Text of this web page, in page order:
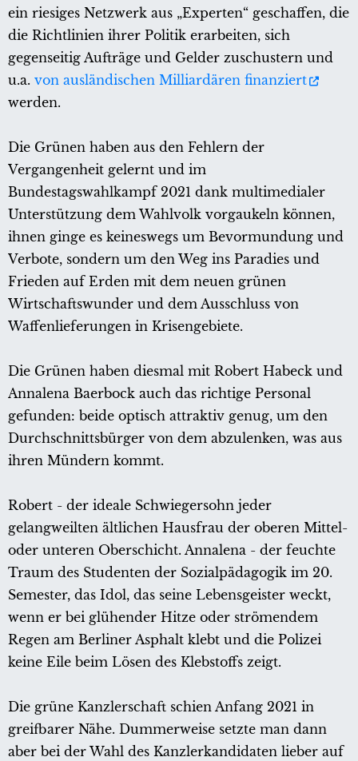
ein riesiges Netzwerk aus „Experten“ geschaffen, die
die Richtlinien ihrer Politik erarbeiten, sich
gegenseitig Aufträge und Gelder zuschustern und
u.a. von ausländischen Milliardären finanziert
werden.
Die Grünen haben aus den Fehlern der
Vergangenheit gelernt und im
Bundestagswahlkampf 2021 dank multimedialer
Unterstützung dem Wahlvolk vorgaukeln können,
ihnen ginge es keineswegs um Bevormundung und
Verbote, sondern um den Weg ins Paradies und
Frieden auf Erden mit dem neuen grünen
Wirtschaftswunder und dem Ausschluss von
Waffenlieferungen in Krisengebiete.
Die Grünen haben diesmal mit Robert Habeck und
Annalena Baerbock auch das richtige Personal
gefunden: beide optisch attraktiv genug, um den
Durchschnittsbürger von dem abzulenken, was aus
ihren Mündern kommt.
Robert - der ideale Schwiegersohn jeder
gelangweilten ältlichen Hausfrau der oberen Mittel-
oder unteren Oberschicht. Annalena - der feuchte
Traum des Studenten der Sozialpädagogik im 20.
Semester, das Idol, das seine Lebensgeister weckt,
wenn er bei glühender Hitze oder strömendem
Regen am Berliner Asphalt klebt und die Polizei
keine Eile beim Lösen des Klebstoffs zeigt.
Die grüne Kanzlerschaft schien Anfang 2021 in
greifbarer Nähe. Dummerweise setzte man dann
aber bei der Wahl des Kanzlerkandidaten lieber auf